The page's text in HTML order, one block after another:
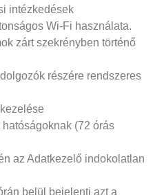
intézkedések
Wi-Fi használata.
zárt szekrényben történő
részére rendszeres
(72 órás
az Adatkezelő indokolatlan
belül bejelenti azt a